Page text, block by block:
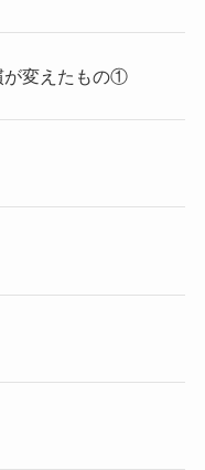
が変えたもの①